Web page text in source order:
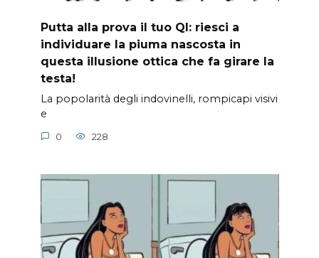
Putta alla prova il tuo QI: riesci a
individuare la piuma nascosta in
questa illusione ottica che fa girare la
testa!
La popolarità degli indovinelli, rompicapi visivi
e
0 228